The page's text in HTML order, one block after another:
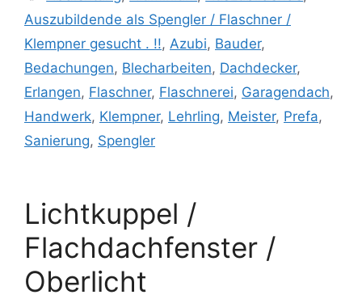
Auszubildende als Spengler / Flaschner /
Klempner gesucht . !!, Azubi, Bauder,
Bedachungen, Blecharbeiten, Dachdecker,
Erlangen, Flaschner, Flaschnerei, Garagendach,
Handwerk, Klempner, Lehrling, Meister, Prefa,
Sanierung, Spengler
Lichtkuppel /
Flachdachfenster /
Oberlicht